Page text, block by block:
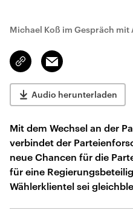
Michael Koß im Gespräch mit
Link
kopieren/teilen
Email
Audio herunterladen
Mit dem Wechsel an der
verbindet der
neue Chancen für die
für eine
Wählerklientel sei